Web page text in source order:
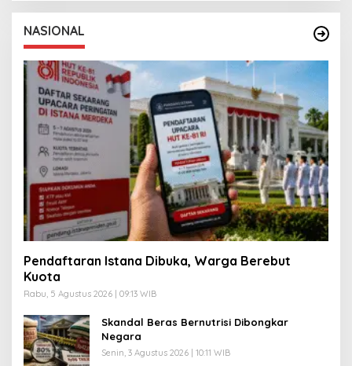
NASIONAL
Pendaftaran Istana Dibuka, Warga Berebut
Kuota
Rabu, 5 Agustus 2026 | 09:13 WIB
Skandal Beras Bernutrisi Dibongkar
Negara
Senin, 3 Agustus 2026 | 10:11 WIB